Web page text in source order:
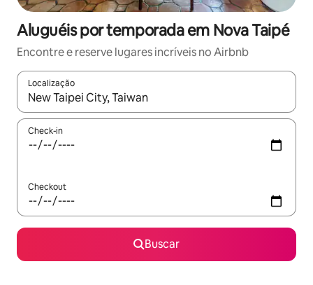
Aluguéis por temporada em Nova Taipé
Encontre e reserve lugares incríveis no Airbnb
Localização
Quando os resultados estiverem disponíveis, explore-os
Check-in
Checkout
Buscar